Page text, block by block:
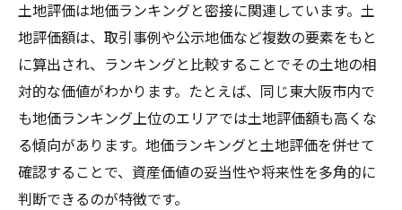
土地評価は地価ランキングと密接に関連しています。土
地評価額は、取引事例や公示地価など複数の要素をもと
に算出され、ランキングと比較することでその土地の相
対的な価値がわかります。たとえば、同じ東大阪市内で
も地価ランキング上位のエリアでは土地評価額も高くな
る傾向があります。地価ランキングと土地評価を併せて
確認することで、資産価値の妥当性や将来性を多角的に
判断できるのが特徴です。